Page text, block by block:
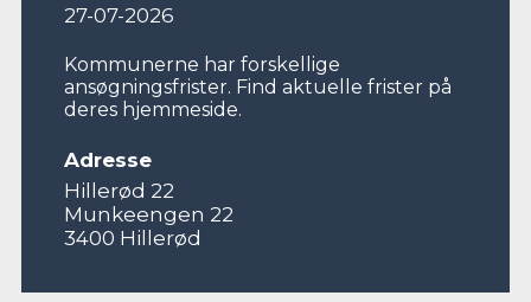
27-07-2026
Kommunerne har forskellige
ansøgningsfrister. Find aktuelle frister på
deres hjemmeside.
Adresse
Hillerød 22
Munkeengen 22
3400 Hillerød